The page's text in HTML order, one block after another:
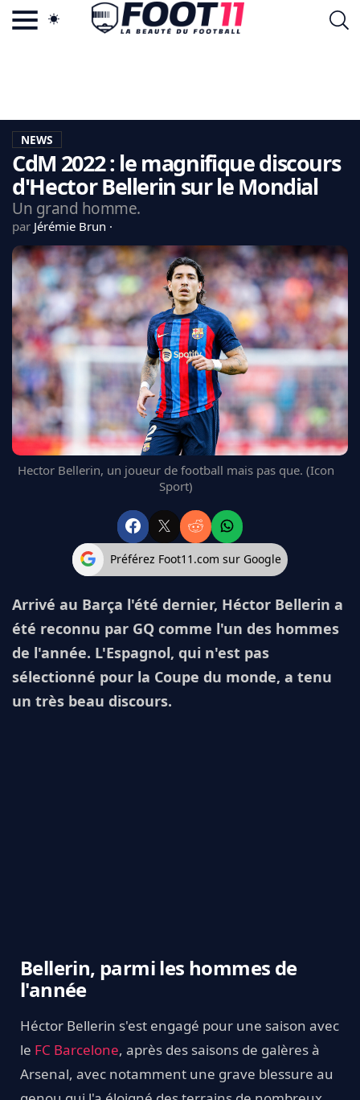
LA CHARTE
VIE PRIVÉE
CGU
CONTACTEZ-NOUS
MERCATO
CDM 2026
EDF
PSG
LIGUE 1
REAL MADRID
FC BARCELONE
MANCHESTER UNITED
CHELSEA
ARSENAL
BAYERN
L'AVIS DE LA RÉDAC'
NEWS
CdM 2022 : le magnifique discours
d'Hector Bellerin sur le Mondial
Un grand homme.
par Jérémie Brun
Hector Bellerin, un joueur de football mais pas que. (Icon
Sport)
Préférez Foot11.com sur Google
Arrivé au Barça l'été dernier, Héctor Bellerin a
été reconnu par GQ comme l'un des hommes
de l'année. L'Espagnol, qui n'est pas
sélectionné pour la Coupe du monde, a tenu
un très beau discours.
Bellerin, parmi les hommes de
l'année
Héctor Bellerin s'est engagé pour une saison avec
le FC Barcelone, après des saisons de galères à
Arsenal, avec notamment une grave blessure au